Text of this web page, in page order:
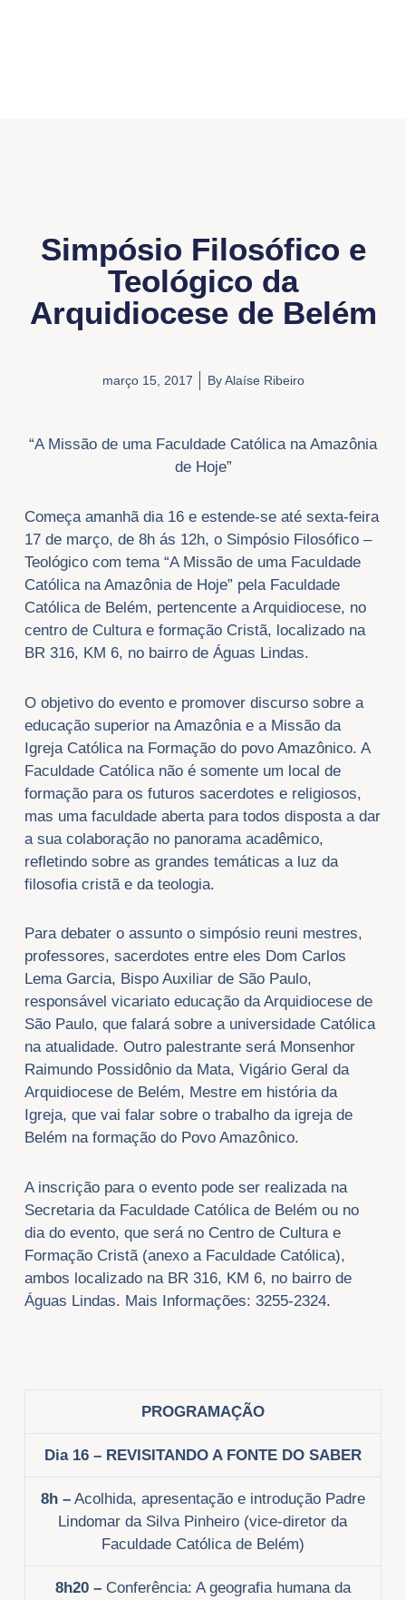
Simpósio Filosófico e
Teológico da
Arquidiocese de Belém
março 15, 2017 ByAlaíse Ribeiro
“A Missão de uma Faculdade Católica na Amazônia
de Hoje”
Começa amanhã dia 16 e estende-se até sexta-feira
17 de março, de 8h ás 12h, o Simpósio Filosófico –
Teológico com tema “A Missão de uma Faculdade
Católica na Amazônia de Hoje” pela Faculdade
Católica de Belém, pertencente a Arquidiocese, no
centro de Cultura e formação Cristã, localizado na
BR 316, KM 6, no bairro de Águas Lindas.
O objetivo do evento e promover discurso sobre a
educação superior na Amazônia e a Missão da
Igreja Católica na Formação do povo Amazônico. A
Faculdade Católica não é somente um local de
formação para os futuros sacerdotes e religiosos,
mas uma faculdade aberta para todos disposta a dar
a sua colaboração no panorama acadêmico,
refletindo sobre as grandes temáticas a luz da
filosofia cristã e da teologia.
Para debater o assunto o simpósio reuni mestres,
professores, sacerdotes entre eles Dom Carlos
Lema Garcia, Bispo Auxiliar de São Paulo,
responsável vicariato educação da Arquidiocese de
São Paulo, que falará sobre a universidade Católica
na atualidade. Outro palestrante será Monsenhor
Raimundo Possidônio da Mata, Vigário Geral da
Arquidiocese de Belém, Mestre em história da
Igreja, que vai falar sobre o trabalho da igreja de
Belém na formação do Povo Amazônico.
A inscrição para o evento pode ser realizada na
Secretaria da Faculdade Católica de Belém ou no
dia do evento, que será no Centro de Cultura e
Formação Cristã (anexo a Faculdade Católica),
ambos localizado na BR 316, KM 6, no bairro de
Águas Lindas. Mais Informações: 3255-2324.
PROGRAMAÇÃO
Dia 16 – REVISITANDO A FONTE DO SABER
8h –Acolhida, apresentação e introdução Padre
Lindomar da Silva Pinheiro (vice-diretor da
Faculdade Católica de Belém)
8h20 –Conferência: A geografia humana da